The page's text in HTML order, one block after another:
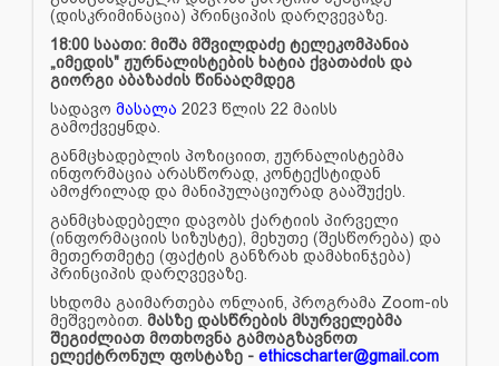
(დისკრიმინაცია) პრინციპის დარღვევაზე.
18:00 საათი: მიშა მშვილდაძე ტელეკომპანია
„იმედის" ჟურნალისტების ხატია ქვათაძის და
გიორგი აბაზაძის წინააღმდეგ
სადავო მასალა 2023 წლის 22 მაისს
გამოქვეყნდა.
განმცხადებლის პოზიციით, ჟურნალისტებმა
ინფორმაცია არასწორად, კონტექსტიდან
ამოჭრილად და მანიპულაციურად გააშუქეს.
განმცხადებელი დავობს ქარტიის პირველი
(ინფორმაციის სიზუსტე), მეხუთე (შესწორება) და
მეთერთმეტე (ფაქტის განზრახ დამახინჯება)
პრინციპის დარღვევაზე.
სხდომა გაიმართება ონლაინ, პროგრამა Zoom-ის
მეშვეობით. მასზე დასწრების მსურველებმა
შეგიძლიათ მოთხოვნა გამოაგზავნოთ
ელექტრონულ ფოსტაზე - ethicscharter@gmail.com